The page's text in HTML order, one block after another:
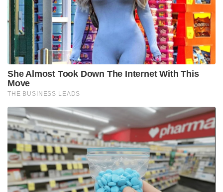
She Almost Took Down The Internet With This
Move
THE BUSINESS LEADS